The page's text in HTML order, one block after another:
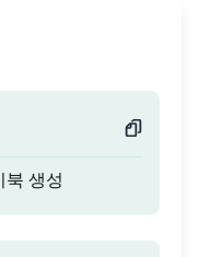
생성